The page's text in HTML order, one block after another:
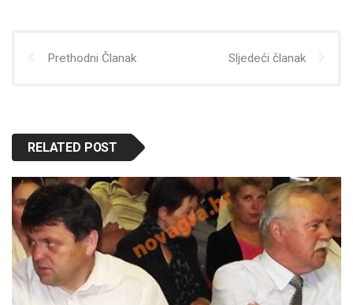
Prethodni Članak Sljedeći članak
RELATED POST